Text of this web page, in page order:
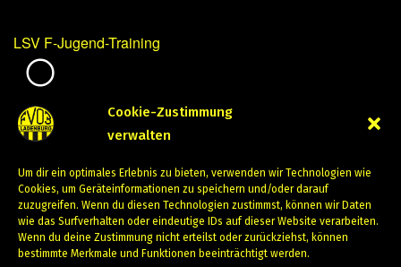
Cookie-Zustimmung
verwalten
Um dir ein optimales Erlebnis zu bieten, verwenden wir Technologien wie
Cookies, um Geräteinformationen zu speichern und/oder darauf
zuzugreifen. Wenn du diesen Technologien zustimmst, können wir Daten
wie das Surfverhalten oder eindeutige IDs auf dieser Website verarbeiten.
Wenn du deine Zustimmung nicht erteilst oder zurückziehst, können
bestimmte Merkmale und Funktionen beeinträchtigt werden.
LSV F-Jugend-Training
April 9, 2024
PREVIOUS